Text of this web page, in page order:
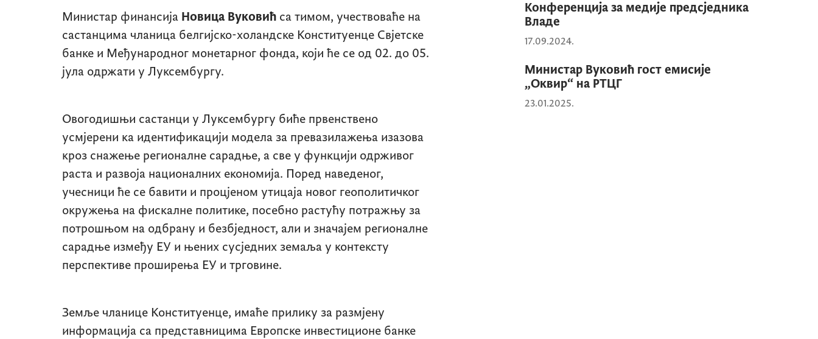
Министар финансија Новица Вуковић са тимом, учествоваће на
састанцима чланица белгијско-холандске Конституенце Свјетске
банке и Међународног монетарног фонда, који ће се од 02. до 05.
јула одржати у Луксембургу.
Овогодишњи састанци у Луксембургу биће првенствено
усмјерени ка идентификацији модела за превазилажења изазова
кроз снажење регионалне сарадње, а све у функцији одрживог
раста и развоја националних економија. Поред наведеног,
учесници ће се бавити и процјеном утицаја новог геополитичког
окружења на фискалне политике, посебно растућу потражњу за
потрошњом на одбрану и безбједност, али и значајем регионалне
сарадње између ЕУ и њених сусједних земаља у контексту
перспективе проширења ЕУ и трговине.
Земље чланице Конституенце, имаће прилику за размјену
информација са представницима Европске инвестиционе банке
Конференција за медије предсједника
Владе
17.09.2024.
Министар Вуковић гост емисије
„Оквир“ на РТЦГ
23.01.2025.